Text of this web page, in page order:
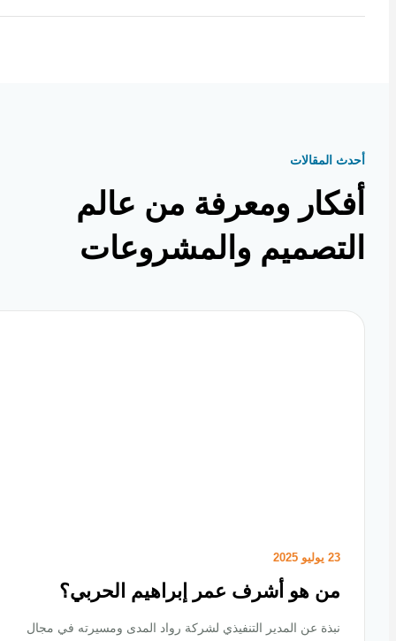
المقالات
ومعرفة من عالم
والمشروعات
من هو أشرف عمر إبراهيم الحربي؟
نبذة عن المدير التنفيذي لشركة رواد المدى ومسيرته في مجال